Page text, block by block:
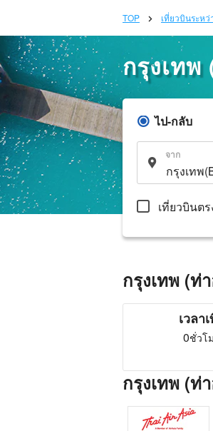
TOP เที่ยวบินระหว่
กรุงเท
ไป-กลับ
จาก
เที่ยวบินต
กรุงเทพ (ท่
เวลา
0ชั่วโ
กรุงเทพ (ท่